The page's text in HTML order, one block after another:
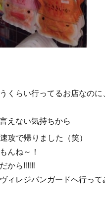
くらい行ってるお店なの
えない気持ちから
速攻で帰りました（笑）
んね～！
から‼︎‼︎‼︎
ィレジバンガードへ行って